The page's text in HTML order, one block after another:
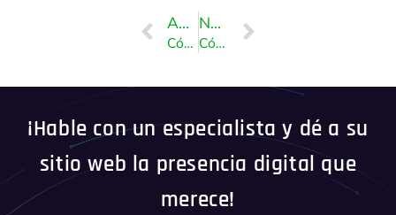
ANTERIOR
Cómo acceder a VPS a través de VNC en Virtualizor
NEXT
Cómo instalar/reinstalar manualmente un sistema operativo usando Virtualizor para una instalación personalizada
¡Hable con un especialista y dé a su
sitio web la presencia digital que
merece!